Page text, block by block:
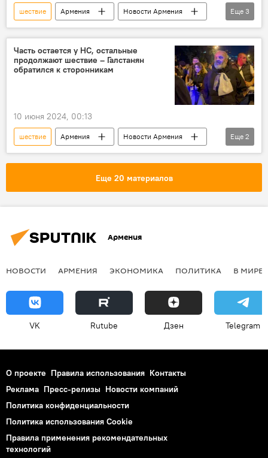
шествие Армения
Новости Армения
акция
Политика полиция
Еще 3
Часть остается у НС, остальные
продолжают шествие – Галстанян
обратился к сторонникам
10 июня 2024, 00:13
шествие Армения
Новости Армения
Политика
архиепископ Баграт Галстанян
Еще 2
Еще 20 материалов
Армения
НОВОСТИ АРМЕНИЯ ЭКОНОМИКА ПОЛИТИКА В МИРЕ
VK Rutube Дзен Telegram
О проекте Правила использования Контакты
Реклама Пресс-релизы Новости компаний
Политика конфиденциальности
Политика использования Cookie
Правила применения рекомендательных
технологий